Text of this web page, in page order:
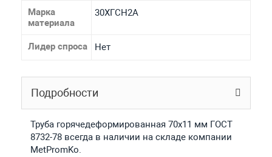
Марка
материала
30ХГСН2А
Лидер спроса Нет
Подробности
Труба горячедеформированная 70х11 мм ГОСТ
8732-78 всегда в наличии на складе компании
MetPromKo.